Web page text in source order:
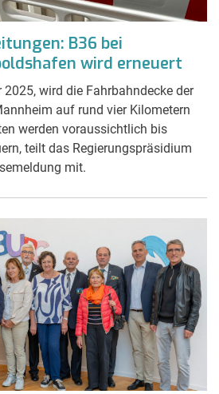
B36 bei
wird erneuert
2025, wird die Fahrbahndecke der
auf rund vier Kilometern
werden voraussichtlich bis
teilt das Regierungspräsidium
mit.